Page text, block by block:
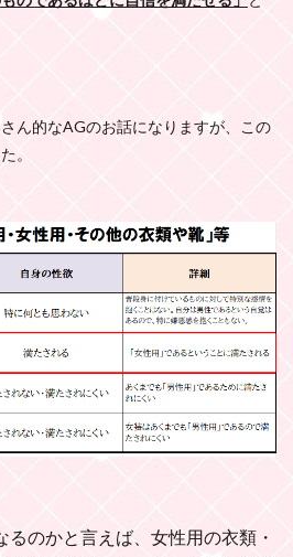
ん的なAGのお話になりますが、この
。
のかと言えば、女性用の衣類・